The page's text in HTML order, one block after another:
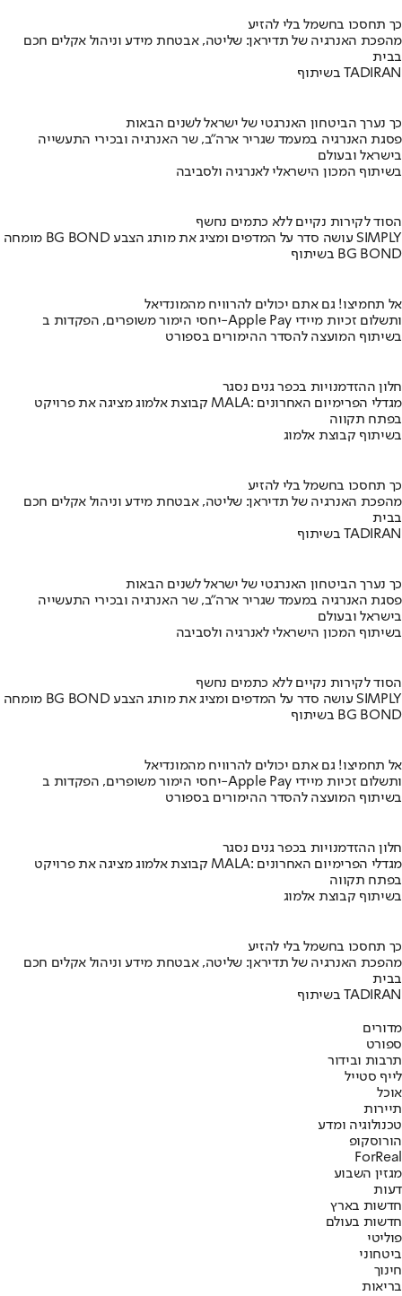
כך תחסכו בחשמל בלי להזיע
מהפכת האנרגיה של תדיראן: שליטה, אבטחת מידע וניהול אקלים חכם
בבית
בשיתוף TADIRAN
כך נערך הביטחון האנרגטי של ישראל לשנים הבאות
פסגת האנרגיה במעמד שגריר ארה"ב, שר האנרגיה ובכירי התעשייה
בישראל ובעולם
בשיתוף המכון הישראלי לאנרגיה ולסביבה
הסוד לקירות נקיים ללא כתמים נחשף
מומחה BG BOND עושה סדר על המדפים ומציג את מותג הצבע SIMPLY
בשיתוף BG BOND
אל תחמיצו! גם אתם יכולים להרוויח מהמונדיאל
יחסי הימור משופרים, הפקדות ב-Apple Pay ותשלום זכיות מיידי
בשיתוף המועצה להסדר ההימורים בספורט
חלון ההזדמנויות בכפר גנים נסגר
קבוצת אלמוג מציגה את פרויקט MALA: מגדלי הפרימיום האחרונים
בפתח תקווה
בשיתוף קבוצת אלמוג
כך תחסכו בחשמל בלי להזיע
מהפכת האנרגיה של תדיראן: שליטה, אבטחת מידע וניהול אקלים חכם
בבית
בשיתוף TADIRAN
כך נערך הביטחון האנרגטי של ישראל לשנים הבאות
פסגת האנרגיה במעמד שגריר ארה"ב, שר האנרגיה ובכירי התעשייה
בישראל ובעולם
בשיתוף המכון הישראלי לאנרגיה ולסביבה
הסוד לקירות נקיים ללא כתמים נחשף
מומחה BG BOND עושה סדר על המדפים ומציג את מותג הצבע SIMPLY
בשיתוף BG BOND
אל תחמיצו! גם אתם יכולים להרוויח מהמונדיאל
יחסי הימור משופרים, הפקדות ב-Apple Pay ותשלום זכיות מיידי
בשיתוף המועצה להסדר ההימורים בספורט
חלון ההזדמנויות בכפר גנים נסגר
קבוצת אלמוג מציגה את פרויקט MALA: מגדלי הפרימיום האחרונים
בפתח תקווה
בשיתוף קבוצת אלמוג
כך תחסכו בחשמל בלי להזיע
מהפכת האנרגיה של תדיראן: שליטה, אבטחת מידע וניהול אקלים חכם
בבית
בשיתוף TADIRAN
מדורים
ספורט
תרבות ובידור
לייף סטייל
אוכל
תיירות
טכנולוגיה ומדע
הורוסקופ
ForReal
מגזין השבוע
דעות
חדשות בארץ
חדשות בעולם
פוליטי
ביטחוני
חינוך
בריאות